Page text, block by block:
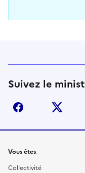
Suivez le
facebook
Liens
Vous êtes
Collectivité